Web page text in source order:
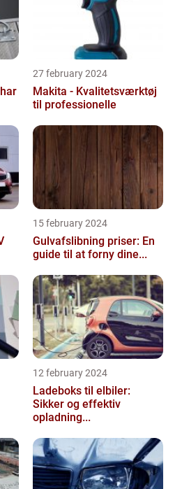
27 february 2024
Makita - Kvalitetsværktøj
til professionelle
15 february 2024
Gulvafslibning priser: En
guide til at forny dine...
12 february 2024
Ladeboks til elbiler:
Sikker og effektiv
opladning...